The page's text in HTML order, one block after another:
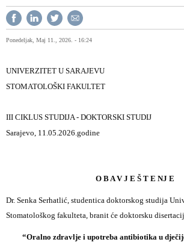
Ponedeljak, Maj 11., 2026. - 16:24
UNIVERZITET U SARAJEVU
STOMATOLOŠKI FAKULTET
III CIKLUS STUDIJA - DOKTORSKI STUDIJ
Sarajevo, 11.05.2026.godine
O B A V J E Š T E NJ E
Dr. Senka Serhatlić, studentica doktorskog studija
Stomatološkog fakulteta, branit će doktorsku
“Oralno zdravlje i upotreba antibiotika u